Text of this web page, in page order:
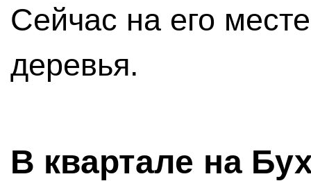
Сейчас на его
деревья.
В квартале на